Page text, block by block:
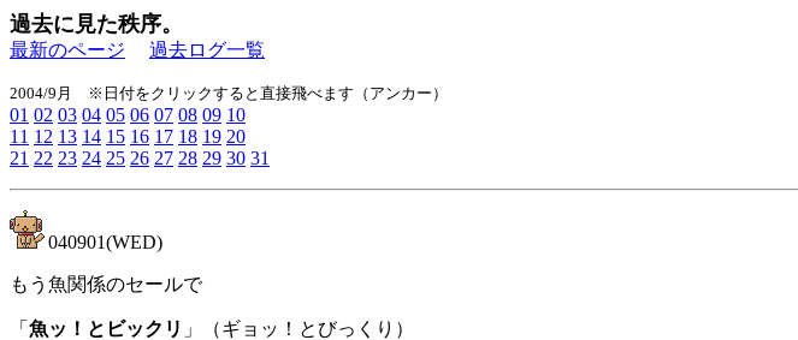
過去に見た秩序。
最新のページ 過去ログ一覧
2004/9月 ※日付をクリックすると直接飛べます（アンカー）
01 02 03 04 05 06 07 08 09 10
11 12 13 14 15 16 17 18 19 20
21 22 23 24 25 26 27 28 29 30 31
040901(WED)
もう魚関係のセールで
「 魚ッ！とビックリ 」 （ギョッ！とびっくり）